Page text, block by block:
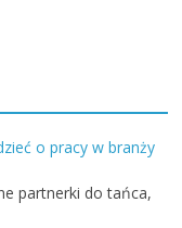
o pracy w branży
partnerki do tańca,